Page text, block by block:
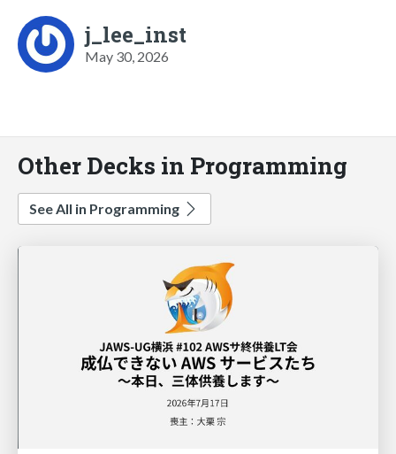
j_lee_inst
May 30, 2026
Other Decks in Programming
See All in Programming